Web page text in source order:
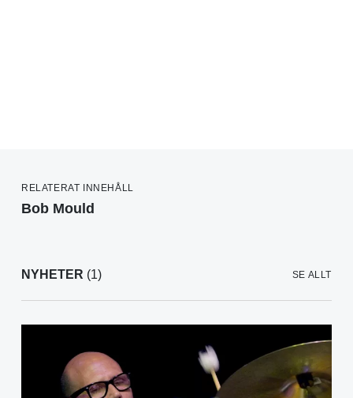
RELATERAT INNEHÅLL
Bob Mould
NYHETER (1) SE ALLT